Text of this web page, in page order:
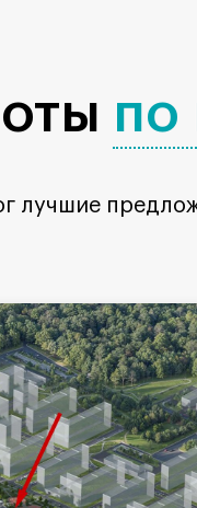
по
лучшие